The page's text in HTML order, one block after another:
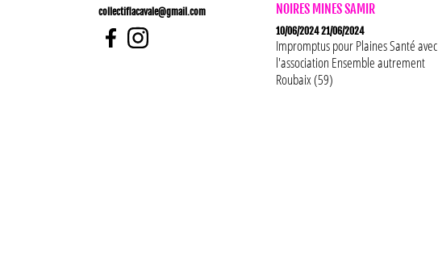
collectiflacavale@gmail.com NOIRES MINES SAMIR
10/06/2024 21/06/2024
Impromptus pourPlaines Santéavec
l'association Ensemble autrement
Roubaix (59)